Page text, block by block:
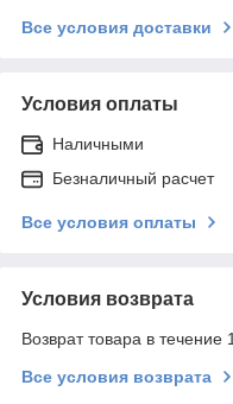
Все условия доставки
Условия оплаты
Наличными
Безналичный расчет
Все условия оплаты
Условия возврата
Возврат товара в течение
Все условия возврата